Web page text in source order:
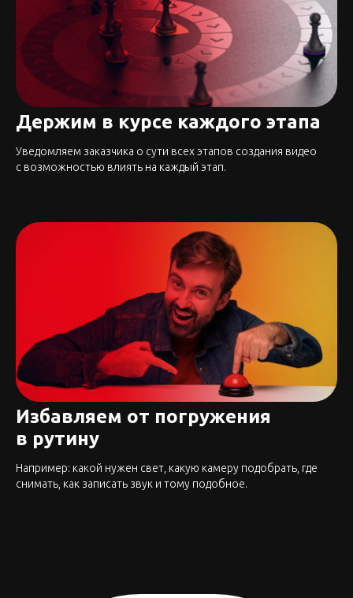
Держим в курсе каждого этапа
Уведомляем заказчика о сути всех этапов создания видео
с возможностью влиять на каждый этап.
Избавляем от погружения
в рутину
Например: какой нужен свет, какую камеру подобрать, где
снимать, как записать звук и тому подобное.